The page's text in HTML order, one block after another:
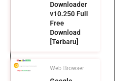
Downloader
v10.250 Full
Free
Download
[Terbaru]
Web Browser